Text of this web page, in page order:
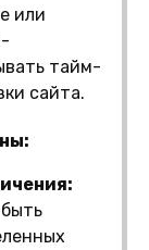
или
тайм-
сайта.